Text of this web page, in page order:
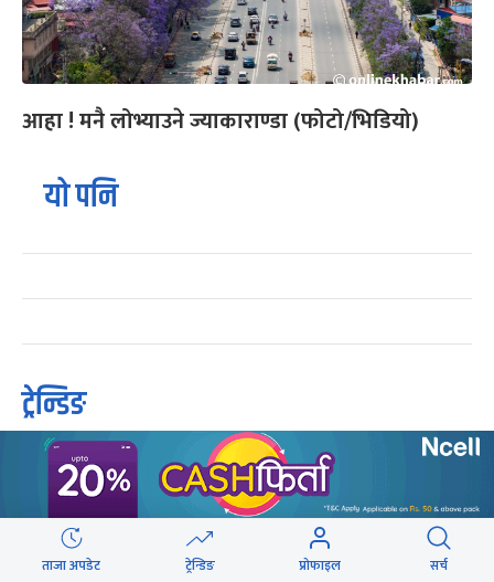
आहा ! मनै लोभ्याउने ज्याकाराण्डा (फोटो/भिडियो)
यो पनि
ट्रेन्डिङ
१ शेरबहादुर देउवा स्वदेश फर्किने समय परिवर्तन
बालेनलाई मनीष झाको जवाफ : महान जनादेश
ताजा अपडेट ट्रेन्डिङ प्रोफाइल सर्च